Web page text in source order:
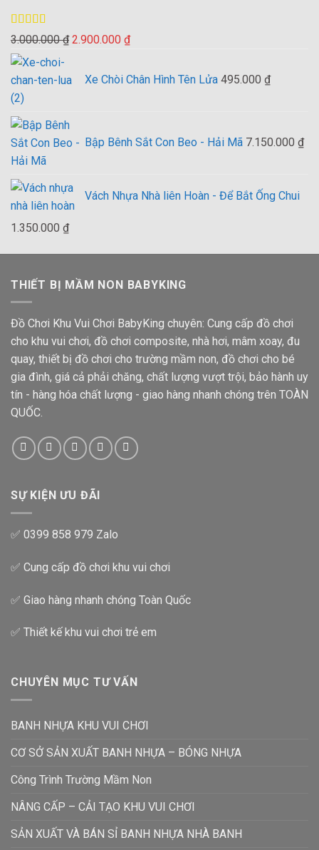
Được xếp
hạng4.00
5 sao
3.000.000₫ Giá
2.900.000 ₫Giá
tại
Xe Chòi Chân Hình Tên Lửa 495.000 ₫
Bập Bênh Sắt Con Beo - Hải Mã 7.150.000 ₫
Vách Nhựa Nhà liên Hoàn - Để Bắt Ống Chui
1.350.000 ₫
THIẾT BỊ MẦM NON BABYKING
Đồ Chơi Khu Vui Chơi BabyKing chuyên: Cung cấp đồ chơi
cho khu vui chơi, đồ chơi composite, nhà hơi, mâm xoay, đu
quay, thiết bị đồ chơi cho trường mầm non, đồ chơi cho bé
gia đình, giá cả phải chăng, chất lượng vượt trội, bảo hành uy
tín - hàng hóa chất lượng - giao hàng nhanh chóng trên TOÀN
QUỐC.
SỰ KIỆN ƯU ĐÃI
✅ 0399 858 979 Zalo
✅ Cung cấp đồ chơi khu vui chơi
✅ Giao hàng nhanh chóng Toàn Quốc
✅ Thiết kế khu vui chơi trẻ em
CHUYÊN MỤC TƯ VẤN
BANH NHỰA KHU VUI CHƠI
CƠ SỞ SẢN XUẤT BANH NHỰA – BÓNG NHỰA
Công Trình Trường Mầm Non
NÂNG CẤP – CẢI TẠO KHU VUI CHƠI
SẢN XUẤT VÀ BÁN SỈ BANH NHỰA NHÀ BANH